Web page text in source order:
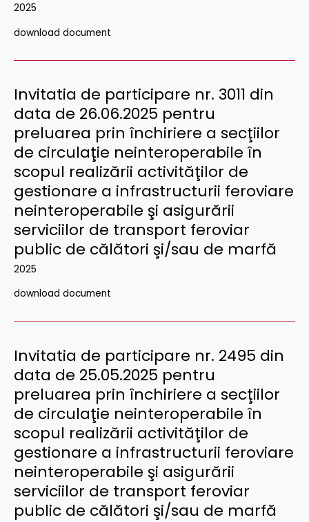
2025
download document
Invitatia de participare nr. 3011 din
data de 26.06.2025 pentru
preluarea prin închiriere a secţiilor
de circulaţie neinteroperabile în
scopul realizării activităţilor de
gestionare a infrastructurii feroviare
neinteroperabile şi asigurării
serviciilor de transport feroviar
public de călători şi/sau de marfă
2025
download document
Invitatia de participare nr. 2495 din
data de 25.05.2025 pentru
preluarea prin închiriere a secţiilor
de circulaţie neinteroperabile în
scopul realizării activităţilor de
gestionare a infrastructurii feroviare
neinteroperabile şi asigurării
serviciilor de transport feroviar
public de călători şi/sau de marfă